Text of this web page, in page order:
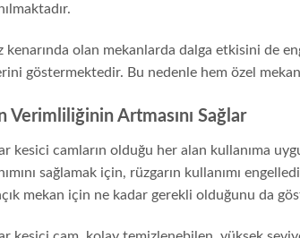
kenarında olan mekanlarda dalga etkisini de
göstermektedir. Bu nedenle hem özel
Verimliliğinin Artmasını Sağlar
kesici camların olduğu her alan kullanıma
sağlamak için, rüzgarın kullanımı
mekan için ne kadar gerekli olduğunu da